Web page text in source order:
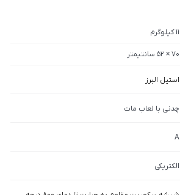
11 کیلوگرم
70 × 52 سانتیمتر
استیل البرز
چدنی با لعاب مات
A
الکتریکی